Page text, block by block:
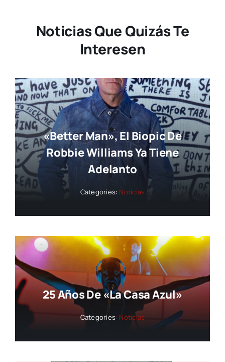
Noticias Que Quizás Te
Interesen
«Better Man», El Biopic De
Robbie Williams Ya Tiene
Adelanto
Categories: Noticias
25 Años De «La Casa Azul»
Categories: Noticias